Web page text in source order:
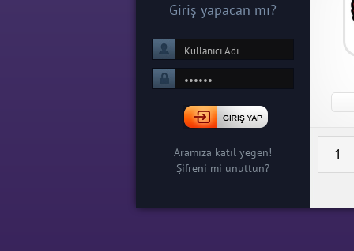
Giriş yapacan mı?
Aramıza katıl yegen!
Şifreni mi unuttun?
1